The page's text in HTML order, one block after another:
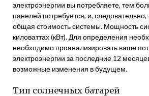
электроэнергии вы потребляете, тем
панелей потребуется, и,
общая стоимость системы. Мощность
киловаттах (кВт). Для определения
необходимо проанализировать ваше
электроэнергии за последние 12
возможные изменения в будущем.
Тип солнечных батарей